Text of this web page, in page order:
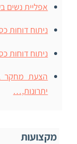
אפליית נשים
ניתוח דוחות
ניתוח דוחות
הצעת מחקר
יתרונות,…
מקצועות